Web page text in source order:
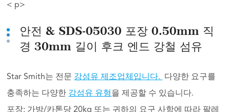
< p>
안전 & SDS-05030 포장 0.50mm 직
경 30mm 길이 후크 엔드 강철 섬유
Star Smith는 전문 강섬유 제조업체입니다.
다양한 요구를
충족하는 다양한 강섬유 유형을 제공할 수 있습니다.
포장: 가방/카톤당 20kg 또는 귀하의 요구 사항에 따라 팔레